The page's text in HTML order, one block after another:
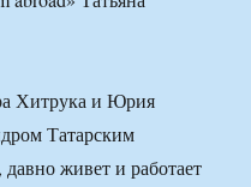
Хитрука и Юрия
Татарским
живет и работает